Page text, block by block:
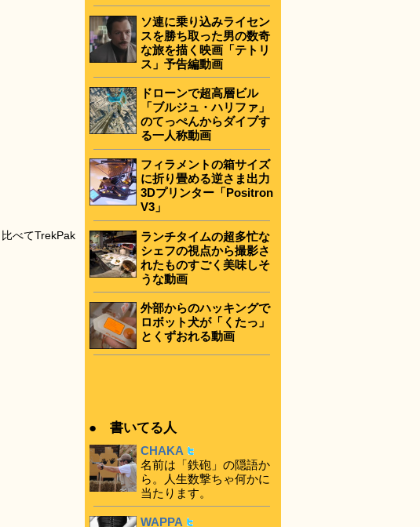
べてTrekPak
ソ連に乗り込みライセン
スを勝ち取った男の数奇
な旅を描く映画「テトリ
ス」予告編動画
ドローンで超高層ビル
「ブルジュ・ハリファ」
のてっぺんからダイブす
る一人称動画
フィラメントの箱サイズ
に折り畳める逆さま出力
3Dプリンター「Positron
V3」
ランチタイムの超多忙な
シェフの視点から撮影さ
れたものすごく美味しそ
うな動画
外部からのハッキングで
ロボット犬が「くたっ」
とくずおれる動画
● 書いてる人
CHAKA
名前は「鉄砲」の隠語か
ら。人生数撃ちゃ何かに
当たります。
WAPPA